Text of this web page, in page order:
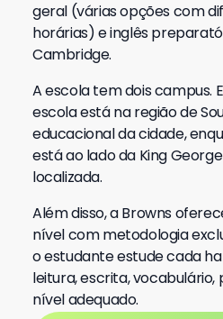
geral (várias opções com
horárias) e inglês
Cambridge.
A escola tem dois campus.
escola está na região de
educacional da cidade,
está ao lado da King
localizada.
Além disso, a Browns
nível com metodologia
o estudante estude cada
leitura, escrita,
nível adequado.